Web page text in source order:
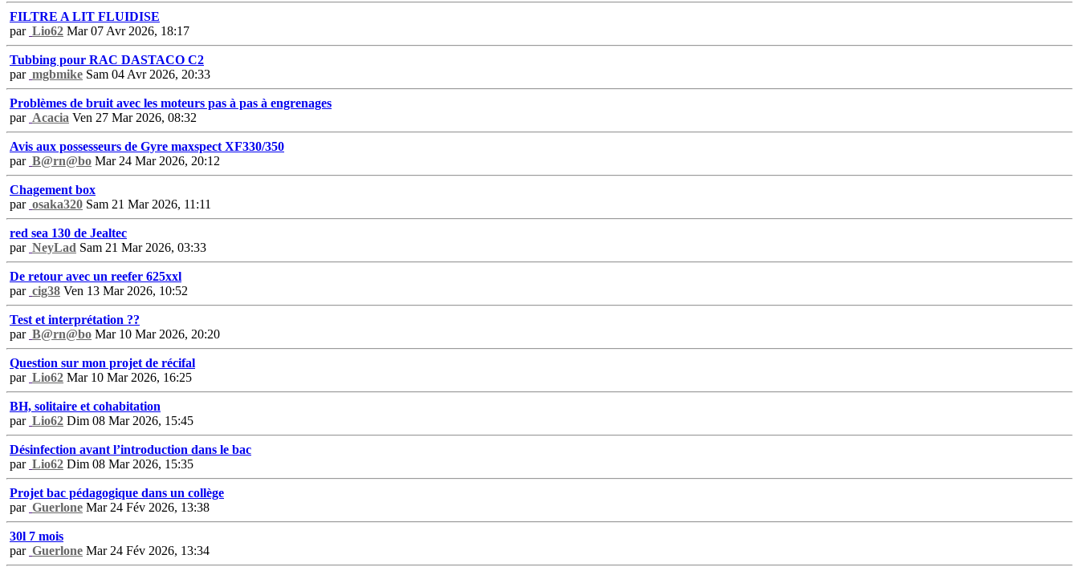
FILTRE A LIT FLUIDISE
par Lio62 Mar 07 Avr 2026, 18:17
Tubbing pour RAC DASTACO C2
par mgbmike Sam 04 Avr 2026, 20:33
Problèmes de bruit avec les moteurs pas à pas à engrenages
par Acacia Ven 27 Mar 2026, 08:32
Avis aux possesseurs de Gyre maxspect XF330/350
par B@rn@bo Mar 24 Mar 2026, 20:12
Chagement box
par osaka320 Sam 21 Mar 2026, 11:11
red sea 130 de Jealtec
par NeyLad Sam 21 Mar 2026, 03:33
De retour avec un reefer 625xxl
par cig38 Ven 13 Mar 2026, 10:52
Test et interprétation ??
par B@rn@bo Mar 10 Mar 2026, 20:20
Question sur mon projet de récifal
par Lio62 Mar 10 Mar 2026, 16:25
BH, solitaire et cohabitation
par Lio62 Dim 08 Mar 2026, 15:45
Désinfection avant l’introduction dans le bac
par Lio62 Dim 08 Mar 2026, 15:35
Projet bac pédagogique dans un collège
par Guerlone Mar 24 Fév 2026, 13:38
30l 7 mois
par Guerlone Mar 24 Fév 2026, 13:34